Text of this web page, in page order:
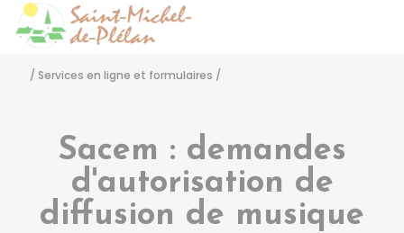
/ Services en ligne et formulaires /
Sacem : demandes
d'autorisation de
diffusion de musique